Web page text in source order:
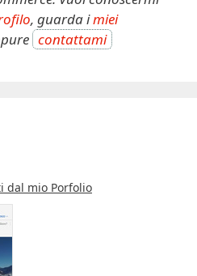
, guarda imiei
contattami
dal mio Porfolio